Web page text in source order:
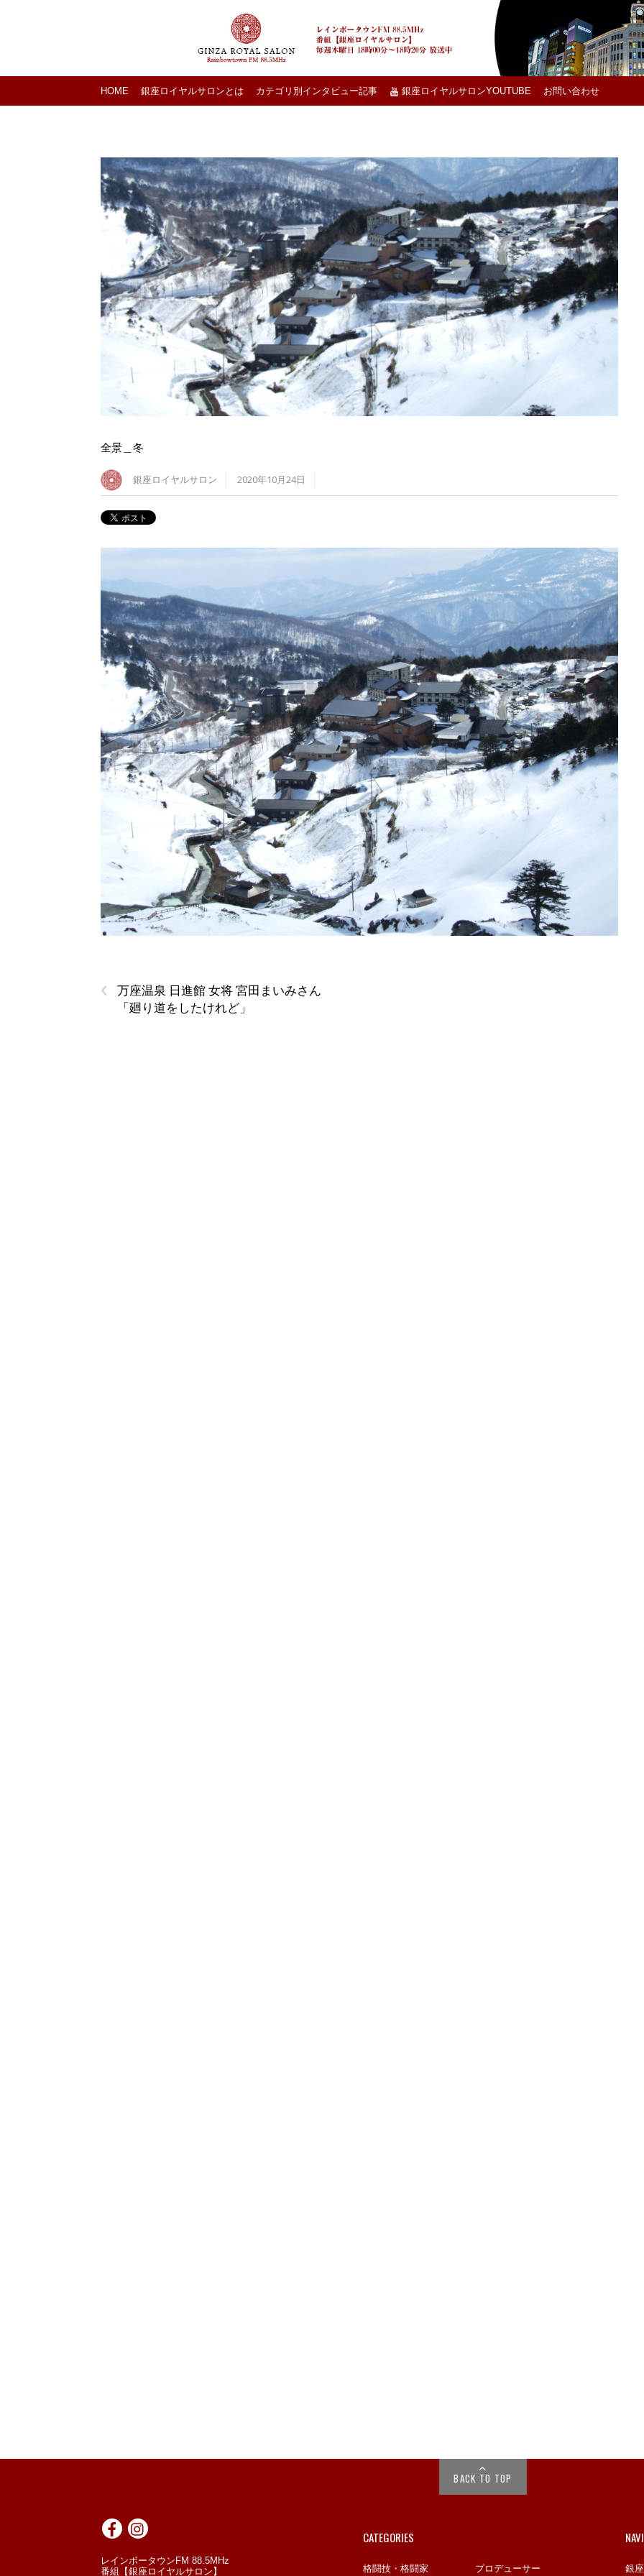
HOME 銀座ロイヤルサロンとは カテゴリ別インタビュー記事 銀座ロイヤルサロンYOUTUBE お問い合わせ
全景＿冬
銀座ロイヤルサロン 2020年10月24日
‹
万座温泉 日進館 女将 宮田まいみさん
「廻り道をしたけれど」
BACK TO TOP
レインボータウンFM 88.5MHz
番組【銀座ロイヤルサロン】
CATEGORIES
格闘技・格闘家 プロデューサー 銀